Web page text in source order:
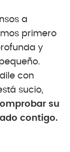
a
primero
y
con
sucio,
su
contigo.